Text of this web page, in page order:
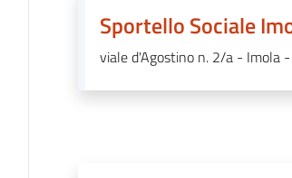
Sportello Sociale
viale d'Agostino n. 2/a - Imola